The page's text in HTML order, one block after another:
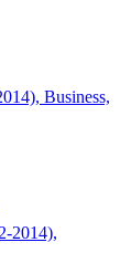
Business,